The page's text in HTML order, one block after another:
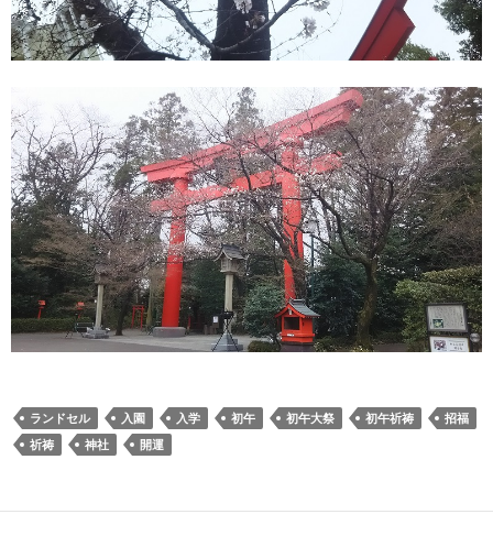
ランドセル 入園 入学 初午 初午大祭 初午祈祷
招福
祈祷
神社 開運